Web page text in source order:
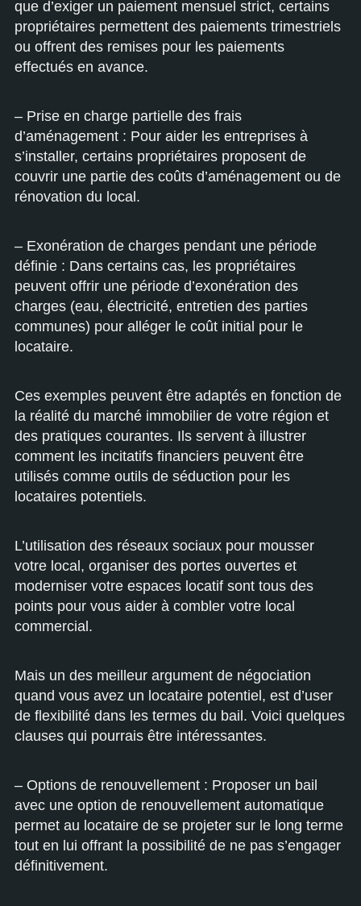
que d’exiger un paiement mensuel strict, certains
propriétaires permettent des paiements trimestriels
ou offrent des remises pour les paiements
effectués en avance.
– Prise en charge partielle des frais
d’aménagement : Pour aider les entreprises à
s’installer, certains propriétaires proposent de
couvrir une partie des coûts d’aménagement ou de
rénovation du local.
– Exonération de charges pendant une période
définie : Dans certains cas, les propriétaires
peuvent offrir une période d’exonération des
charges (eau, électricité, entretien des parties
communes) pour alléger le coût initial pour le
locataire.
Ces exemples peuvent être adaptés en fonction de
la réalité du marché immobilier de votre région et
des pratiques courantes. Ils servent à illustrer
comment les incitatifs financiers peuvent être
utilisés comme outils de séduction pour les
locataires potentiels.
L’utilisation des réseaux sociaux pour mousser
votre local, organiser des portes ouvertes et
moderniser votre espaces locatif sont tous des
points pour vous aider à combler votre local
commercial.
Mais un des meilleur argument de négociation
quand vous avez un locataire potentiel, est d’user
de flexibilité dans les termes du bail. Voici quelques
clauses qui pourrais être intéressantes.
– Options de renouvellement : Proposer un bail
avec une option de renouvellement automatique
permet au locataire de se projeter sur le long terme
tout en lui offrant la possibilité de ne pas s’engager
définitivement.